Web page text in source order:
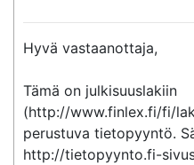
Hyvä vastaanottaja,
Tämä on julkisuuslakiin
(http://www.finlex.fi/fi/
perustuva tietopyyntö.
http://tietopyynto.fi-